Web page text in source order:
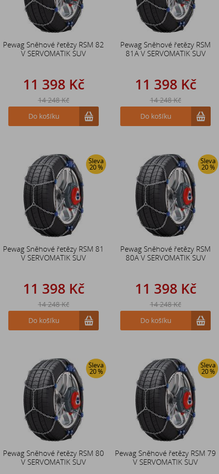
Pewag Sněhové řetězy RSM 82
V SERVOMATIK SUV
11 398 Kč
14 248 Kč
Do košíku
Pewag Sněhové řetězy RSM
81A V SERVOMATIK SUV
11 398 Kč
14 248 Kč
Do košíku
Sleva
20 %
Pewag Sněhové řetězy RSM 81
V SERVOMATIK SUV
11 398 Kč
14 248 Kč
Do košíku
Sleva
20 %
Pewag Sněhové řetězy RSM
80A V SERVOMATIK SUV
11 398 Kč
14 248 Kč
Do košíku
Sleva
20 %
Pewag Sněhové řetězy RSM 80
V SERVOMATIK SUV
Sleva
20 %
Pewag Sněhové řetězy RSM 79
V SERVOMATIK SUV